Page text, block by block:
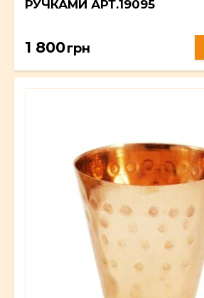
РУЧКАМИ АРТ.19095
1 800грн